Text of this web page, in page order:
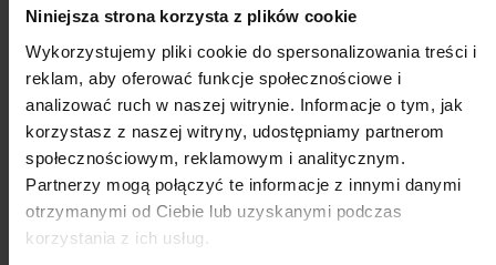
Niniejsza strona korzysta z plików cookie
Wykorzystujemy pliki cookie do spersonalizowania treści i
reklam, aby oferować funkcje społecznościowe i
analizować ruch w naszej witrynie. Informacje o tym, jak
korzystasz z naszej witryny, udostępniamy partnerom
społecznościowym, reklamowym i analitycznym.
Partnerzy mogą połączyć te informacje z innymi danymi
otrzymanymi od Ciebie lub uzyskanymi podczas
korzystania z ich usług.
Montowana za pomocą dołączonych śrub.
Specyfikacja
:
Kolor
Czarny
Wysokość
cm
Szerokość
50 cm